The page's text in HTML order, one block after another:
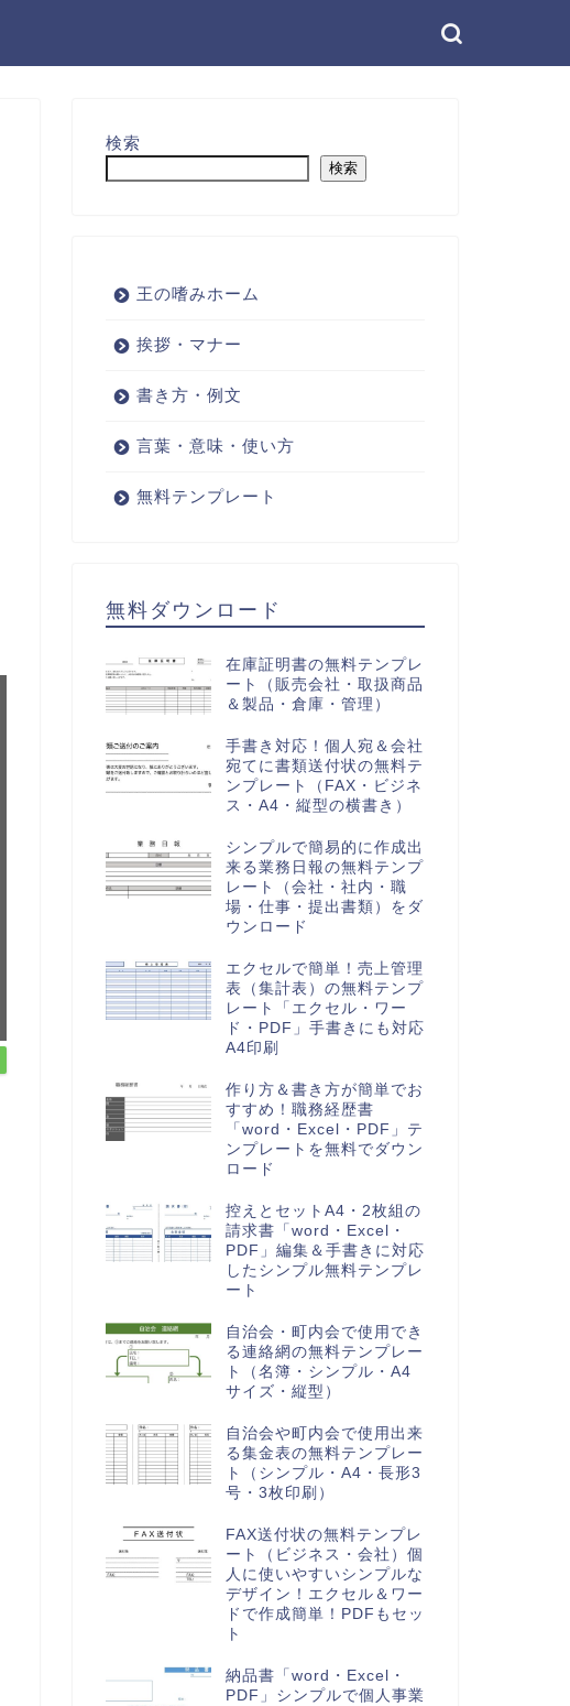
検索
検索
王の嗜みホーム
挨拶・マナー
書き方・例文
言葉・意味・使い方
無料テンプレート
無料ダウンロード
在庫証明書の無料テンプレ
ート（販売会社・取扱商品
＆製品・倉庫・管理）
手書き対応！個人宛＆会社
宛てに書類送付状の無料テ
ンプレート（FAX・ビジネ
ス・A4・縦型の横書き）
シンプルで簡易的に作成出
来る業務日報の無料テンプ
レート（会社・社内・職
場・仕事・提出書類）をダ
ウンロード
エクセルで簡単！売上管理
表（集計表）の無料テンプ
レート「エクセル・ワー
ド・PDF」手書きにも対応
A4印刷
作り方＆書き方が簡単でお
すすめ！職務経歴書
「word・Excel・PDF」テ
ンプレートを無料でダウン
ロード
控えとセットA4・2枚組の
請求書「word・Excel・
PDF」編集＆手書きに対応
したシンプル無料テンプレ
ート
自治会・町内会で使用でき
る連絡網の無料テンプレー
ト（名簿・シンプル・A4
サイズ・縦型）
自治会や町内会で使用出来
る集金表の無料テンプレー
ト（シンプル・A4・長形3
号・3枚印刷）
FAX送付状の無料テンプレ
ート（ビジネス・会社）個
人に使いやすいシンプルな
デザイン！エクセル＆ワー
ドで作成簡単！PDFもセッ
ト
納品書「word・Excel・
PDF」シンプルで個人事業